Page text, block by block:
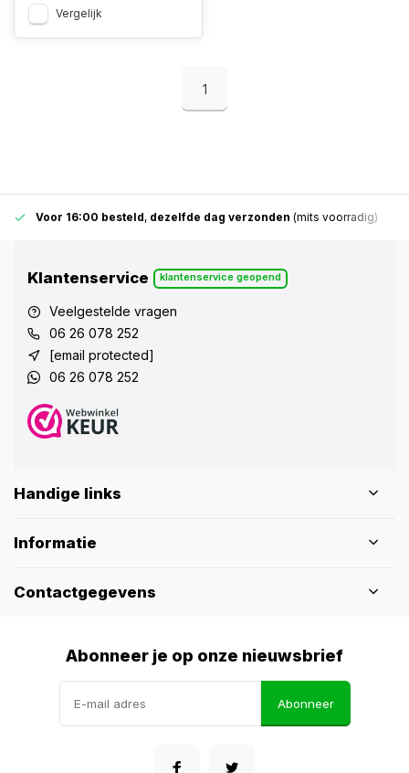
Vergelijk
1
Voor 16:00 besteld, dezelfde dag verzonden (mits voorradig)
Klantenservice klantenservice geopend
Veelgestelde vragen
06 26 078 252
[email protected]
06 26 078 252
Handige links
Informatie
Contactgegevens
Abonneer je op onze nieuwsbrief
Abonneer